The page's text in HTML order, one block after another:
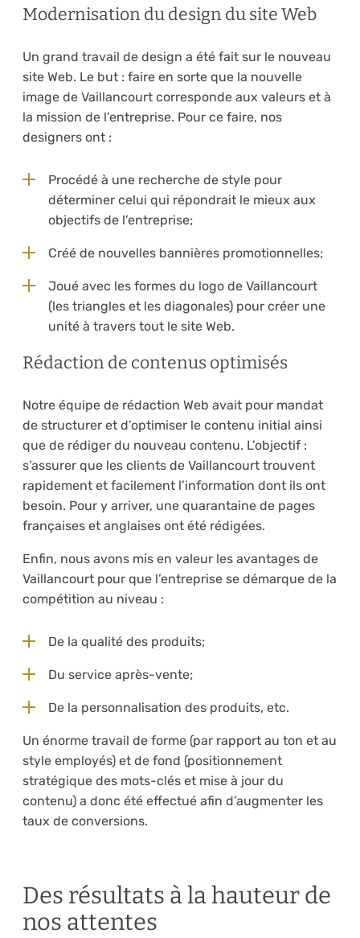
Modernisation du design du site Web
Un grand travail de design a été fait sur le nouveau
site Web. Le but : faire en sorte que la nouvelle
image de Vaillancourt corresponde aux valeurs et à
la mission de l’entreprise. Pour ce faire, nos
designers ont :
Procédé à une recherche de style pour
déterminer celui qui répondrait le mieux aux
objectifs de l’entreprise;
Créé de nouvelles bannières promotionnelles;
Joué avec les formes du logo de Vaillancourt
(les triangles et les diagonales) pour créer une
unité à travers tout le site Web.
Rédaction de contenus optimisés
Notre équipe de rédaction Web avait pour mandat
de structurer et d’optimiser le contenu initial ainsi
que de rédiger du nouveau contenu. L’objectif :
s’assurer que les clients de Vaillancourt trouvent
rapidement et facilement l’information dont ils ont
besoin. Pour y arriver, une quarantaine de pages
françaises et anglaises ont été rédigées.
Enfin, nous avons mis en valeur les avantages de
Vaillancourt pour que l’entreprise se démarque de la
compétition au niveau :
De la qualité des produits;
Du service après-vente;
De la personnalisation des produits, etc.
Un énorme travail de forme (par rapport au ton et au
style employés) et de fond (positionnement
stratégique des mots-clés et mise à jour du
contenu) a donc été effectué afin d’augmenter les
taux de conversions.
Des résultats à la hauteur de
nos attentes